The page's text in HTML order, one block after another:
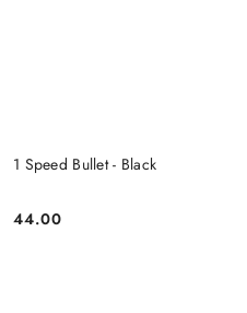
1 Speed Bullet - Black
Cena:
44.00